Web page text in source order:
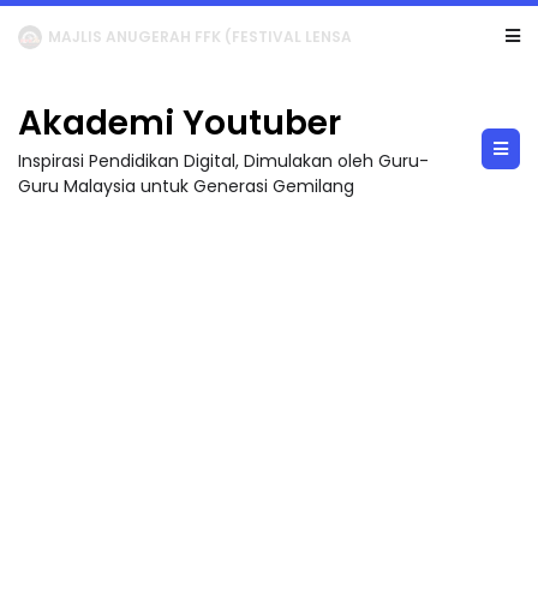
LIVE 🔴 [LIVE] MATEMATIK SR, WANG TAHUN 6 OLEH CIKGU ANITA #ALLINONE #141 #...
Akademi Youtuber
Inspirasi Pendidikan Digital, Dimulakan oleh Guru-
Guru Malaysia untuk Generasi Gemilang